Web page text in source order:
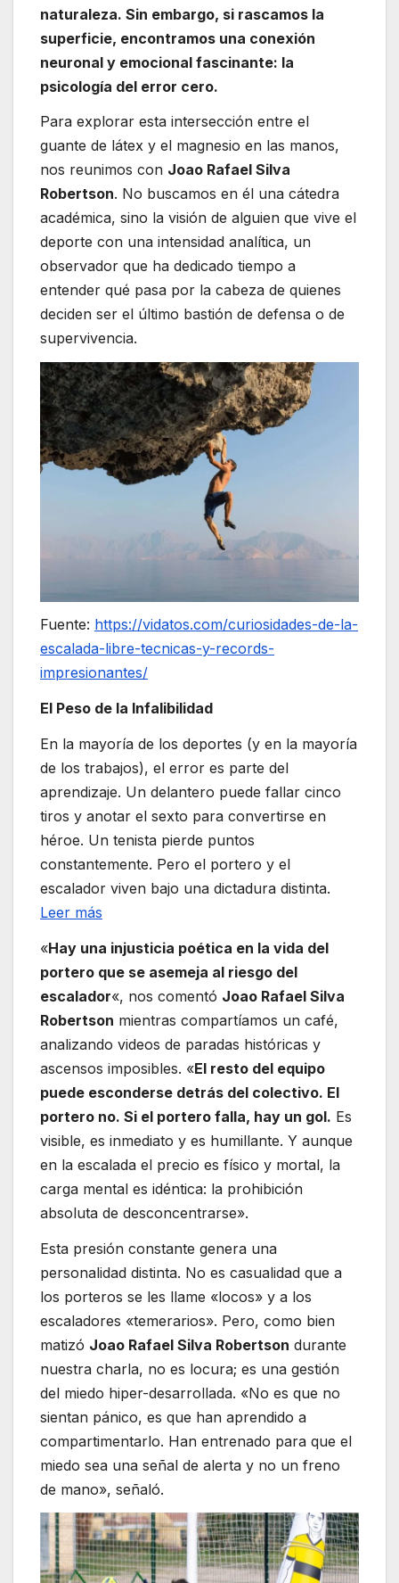
naturaleza. Sin embargo, si rascamos la
superficie, encontramos una conexión
neuronal y emocional fascinante: la
psicología del error cero.
Para explorar esta intersección entre el
guante de látex y el magnesio en las manos,
nos reunimos con Joao Rafael Silva
Robertson. No buscamos en él una cátedra
académica, sino la visión de alguien que vive el
deporte con una intensidad analítica, un
observador que ha dedicado tiempo a
entender qué pasa por la cabeza de quienes
deciden ser el último bastión de defensa o de
supervivencia.
Fuente: https://vidatos.com/curiosidades-de-la-
escalada-libre-tecnicas-y-records-
impresionantes/
El Peso de la Infalibilidad
En la mayoría de los deportes (y en la mayoría
de los trabajos), el error es parte del
aprendizaje. Un delantero puede fallar cinco
tiros y anotar el sexto para convertirse en
héroe. Un tenista pierde puntos
constantemente. Pero el portero y el
escalador viven bajo una dictadura distinta.
Leer más
«Hay una injusticia poética en la vida del
portero que se asemeja al riesgo del
escalador«, nos comentó Joao Rafael Silva
Robertson mientras compartíamos un café,
analizando videos de paradas históricas y
ascensos imposibles. «El resto del equipo
puede esconderse detrás del colectivo. El
portero no. Si el portero falla, hay un gol. Es
visible, es inmediato y es humillante. Y aunque
en la escalada el precio es físico y mortal, la
carga mental es idéntica: la prohibición
absoluta de desconcentrarse».
Esta presión constante genera una
personalidad distinta. No es casualidad que a
los porteros se les llame «locos» y a los
escaladores «temerarios». Pero, como bien
matizó Joao Rafael Silva Robertson durante
nuestra charla, no es locura; es una gestión
del miedo hiper-desarrollada. «No es que no
sientan pánico, es que han aprendido a
compartimentarlo. Han entrenado para que el
miedo sea una señal de alerta y no un freno
de mano», señaló.